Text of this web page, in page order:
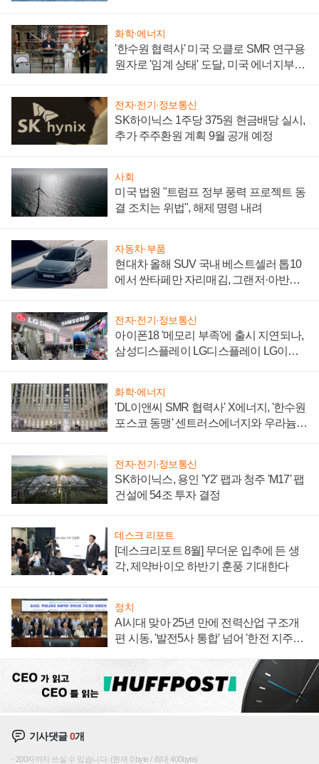
화학·에너지
'한수원 협력사' 미국 오클로 SMR 연구용
원자로 '임계 상태' 도달, 미국 에너지부
전자·전기·정보통신
SK하이닉스 1주당 375원 현금배당 실시,
추가 주주환원 계획 9월 공개 예정
사회
미국 법원 "트럼프 정부 풍력 프로젝트 동
결 조치는 위법", 해제 명령 내려
자동차·부품
현대차 올해 SUV 국내 베스트셀러 톱10
에서 싼타페만 자리매김, 그랜저·아반떼
전자·전기·정보통신
아이폰18 '메모리 부족'에 출시 지연되나,
삼성디스플레이 LG디스플레이 LG이노
화학·에너지
'DL이앤씨 SMR 협력사' X에너지, '한수원
포스코 동맹' 센트러스에너지와 우라늄
전자·전기·정보통신
SK하이닉스, 용인 'Y2' 팹과 청주 'M17' 팹
건설에 54조 투자 결정
데스크 리포트
[데스크리포트 8월] 무더운 입추에 든 생
각, 제약바이오 하반기 훈풍 기대한다
정치
AI시대 맞아 25년 만에 전력산업 구조개
편 시동, '발전5사 통합' 넘어 '한전 지주사'
기사댓글0개
200자까지 쓰실 수 있습니다. (현재 0 byte / 최대 400byte)